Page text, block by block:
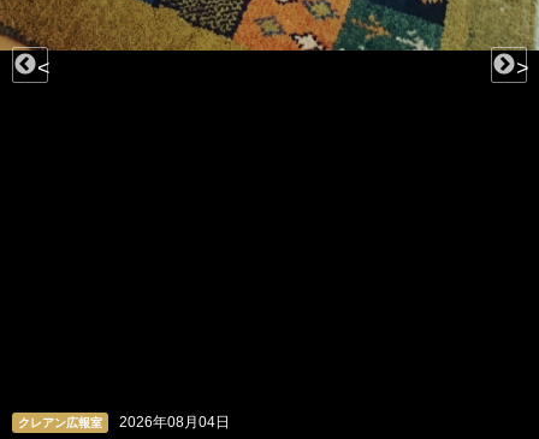
クレアン広報室 2026年08月04日
< >